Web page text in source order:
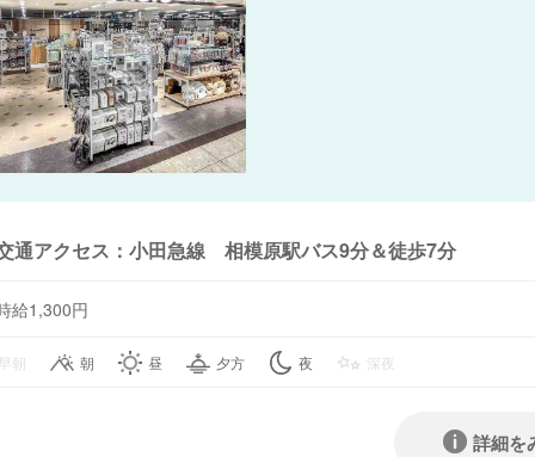
通アクセス：小田急線 相模原駅バス9分＆徒歩7分
給1,300円
朝 朝 昼 夕方 夜 深夜
詳細を